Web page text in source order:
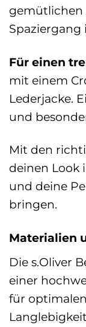
gemütlichen
Spaziergang
Für einen
mit einem
Lederjacke.
und
Mit den
deinen Look
und deine
bringen.
Materialien
Die s.Oliver
einer
für